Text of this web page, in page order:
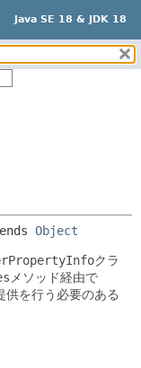
Java SE 18 & JDK 18
済
ルド
トラクタ
ド
Object
クラ
メソッド経由で
を行う必要のある